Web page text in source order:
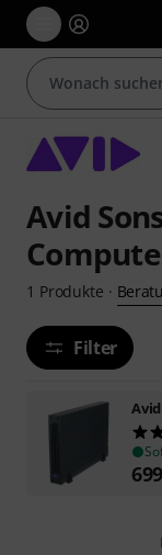
Avid
1 Produkte ·
Filter
Avid
699